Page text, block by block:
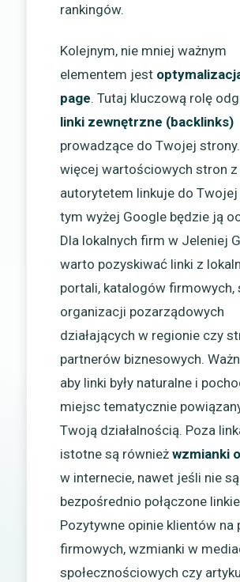
rankingów.
Kolejnym, nie mniej ważnym
elementem jest
page. Tutaj kluczową rolę
linki zewnętrzne (backlinks)
prowadzące do Twojej
więcej wartościowych stron z
autorytetem linkuje do Twojej
tym wyżej Google będzie ją
Dla lokalnych firm w Jeleniej
warto pozyskiwać linki z
portali, katalogów firmowych,
organizacji pozarządowych
działających w regionie czy
partnerów biznesowych.
aby linki były naturalne i
miejsc tematycznie
Twoją działalnością. Poza
istotne są również wzmianki
w internecie, nawet jeśli nie
bezpośrednio połączone
Pozytywne opinie klientów na
firmowych, wzmianki w
społecznościowych czy